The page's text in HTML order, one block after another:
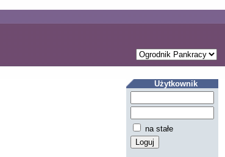
Użytkownik
na stałe